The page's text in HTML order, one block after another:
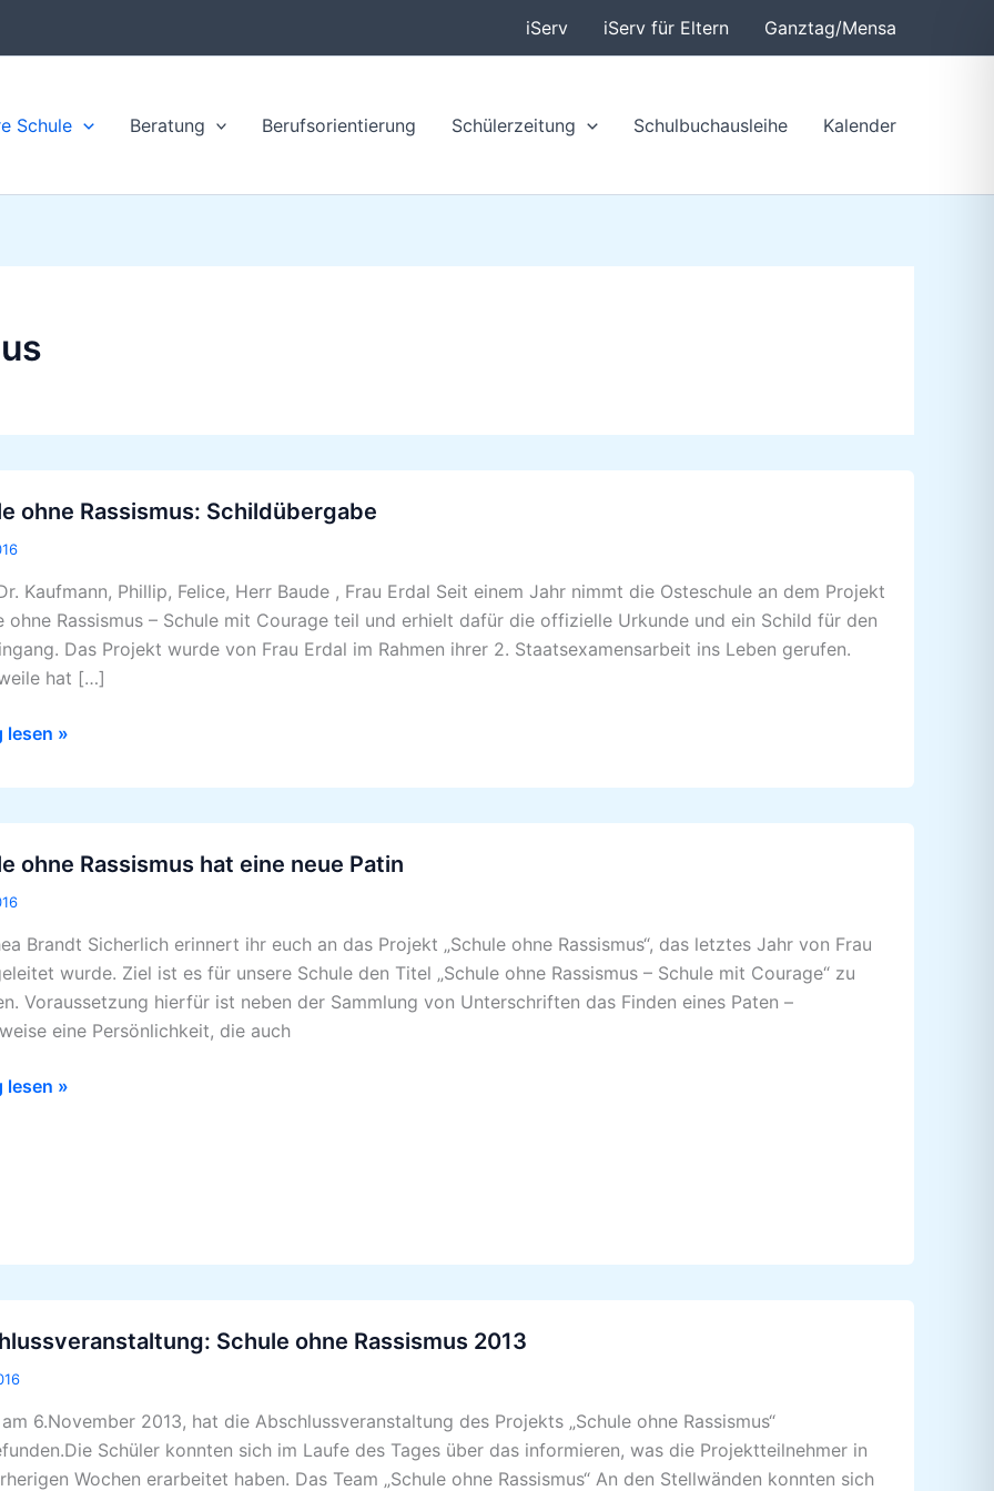
iServ iServ für Eltern Ganztag/Mensa
Schule Beratung Berufsorientierung Schülerzeitung Schulbuchausleihe Kalender
ohne Rassismus: Schildübergabe
Kaufmann, Phillip, Felice, Herr Baude , Frau Erdal Seit einem Jahr nimmt die Osteschule an dem Projekt
ohne Rassismus – Schule mit Courage teil und erhielt dafür die offizielle Urkunde und ein Schild für den
Das Projekt wurde von Frau Erdal im Rahmen ihrer 2. Staatsexamensarbeit ins Leben gerufen.
hat […]
lesen »
ohne Rassismus hat eine neue Patin
Brandt Sicherlich erinnert ihr euch an das Projekt „Schule ohne Rassismus“, das letztes Jahr von Frau
wurde. Ziel ist es für unsere Schule den Titel „Schule ohne Rassismus – Schule mit Courage“ zu
Voraussetzung hierfür ist neben der Sammlung von Unterschriften das Finden eines Paten –
eine Persönlichkeit, die auch
lesen »
Schule ohne Rassismus 2013
6.November 2013, hat die Abschlussveranstaltung des Projekts „Schule ohne Rassismus“
Schüler konnten sich im Laufe des Tages über das informieren, was die Projektteilnehmer in
Wochen erarbeitet haben. Das Team „Schule ohne Rassismus“ An den Stellwänden konnten sich